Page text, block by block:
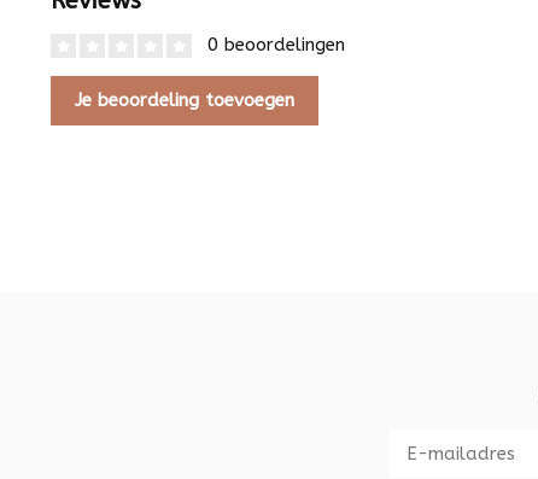
0 beoordelingen
Je beoordeling toevoegen